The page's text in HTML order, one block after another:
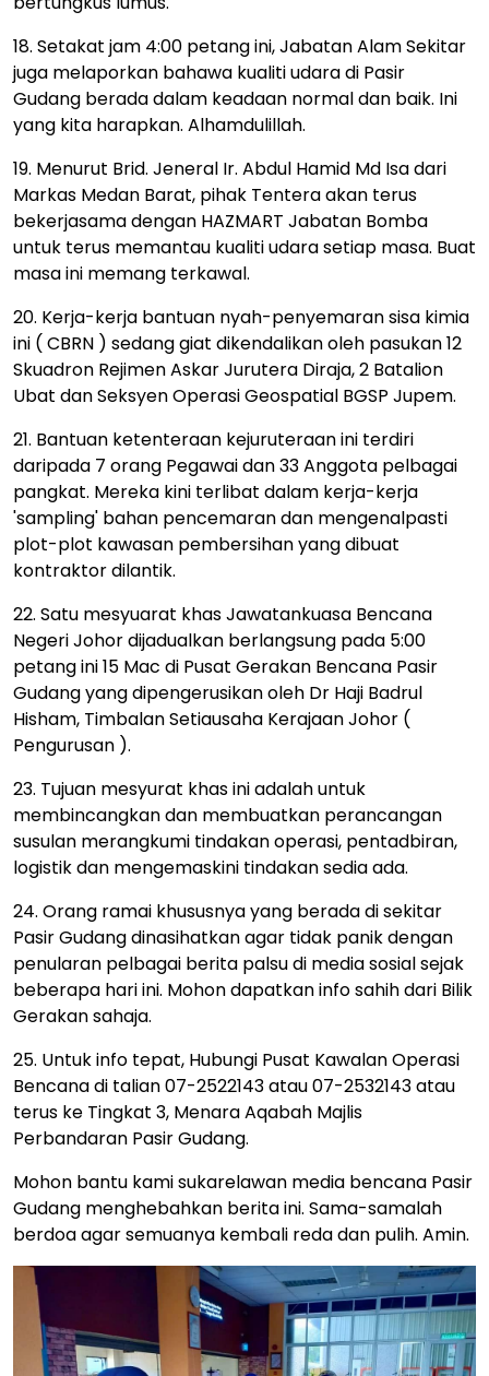
18. Setakat jam 4:00 petang ini, Jabatan Alam Sekitar
juga melaporkan bahawa kualiti udara di Pasir
Gudang berada dalam keadaan normal dan baik. Ini
yang kita harapkan. Alhamdulillah.
19. Menurut Brid. Jeneral Ir. Abdul Hamid Md Isa dari
Markas Medan Barat, pihak Tentera akan terus
bekerjasama dengan HAZMART Jabatan Bomba
untuk terus memantau kualiti udara setiap masa. Buat
masa ini memang terkawal.
20. Kerja-kerja bantuan nyah-penyemaran sisa kimia
ini ( CBRN ) sedang giat dikendalikan oleh pasukan 12
Skuadron Rejimen Askar Jurutera Diraja, 2 Batalion
Ubat dan Seksyen Operasi Geospatial BGSP Jupem.
21. Bantuan ketenteraan kejuruteraan ini terdiri
daripada 7 orang Pegawai dan 33 Anggota pelbagai
pangkat. Mereka kini terlibat dalam kerja-kerja
'sampling' bahan pencemaran dan mengenalpasti
plot-plot kawasan pembersihan yang dibuat
kontraktor dilantik.
22. Satu mesyuarat khas Jawatankuasa Bencana
Negeri Johor dijadualkan berlangsung pada 5:00
petang ini 15 Mac di Pusat Gerakan Bencana Pasir
Gudang yang dipengerusikan oleh Dr Haji Badrul
Hisham, Timbalan Setiausaha Kerajaan Johor (
Pengurusan ).
23. Tujuan mesyurat khas ini adalah untuk
membincangkan dan membuatkan perancangan
susulan merangkumi tindakan operasi, pentadbiran,
logistik dan mengemaskini tindakan sedia ada.
24. Orang ramai khususnya yang berada di sekitar
Pasir Gudang dinasihatkan agar tidak panik dengan
penularan pelbagai berita palsu di media sosial sejak
beberapa hari ini. Mohon dapatkan info sahih dari Bilik
Gerakan sahaja.
25. Untuk info tepat, Hubungi Pusat Kawalan Operasi
Bencana di talian 07-2522143 atau 07-2532143 atau
terus ke Tingkat 3, Menara Aqabah Majlis
Perbandaran Pasir Gudang.
Mohon bantu kami sukarelawan media bencana Pasir
Gudang menghebahkan berita ini. Sama-samalah
berdoa agar semuanya kembali reda dan pulih. Amin.